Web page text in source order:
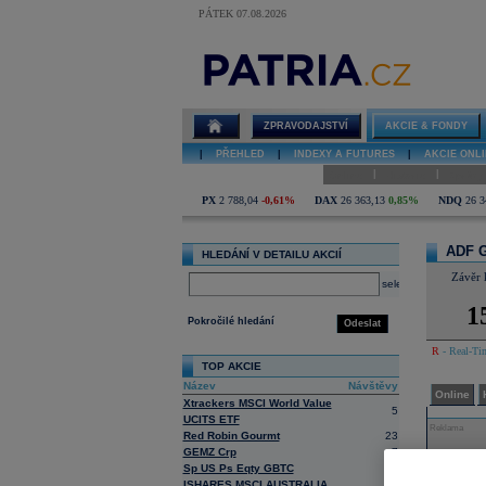
PÁTEK 07.08.2026
ADF Group
ZPRAVODAJSTVÍ AKCIE & FONDY
PŘEHLED INDEXY A FUTURES AKCIE
PX 2 788,04 -0,61% DAX 26 363,13 0,85% NDQ 26
HLEDÁNÍ V DETAILU AKCIÍ
select
Odeslat
Pokročilé hledání
TOP AKCIE
Název
Návštěvy
Xtrackers MSCI World Value
UCITS ETF
5
Red Robin Gourmt
23
GEMZ Crp
7
Sp US Ps Eqty GBTC
ADF
Závěr
R - Real-
Online
Reklama